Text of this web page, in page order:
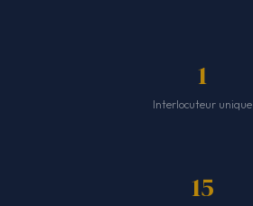
1
Interlocuteur unique
15